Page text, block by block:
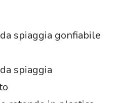
spiaggia gonfiabile
spiaggia